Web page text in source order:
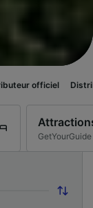
Distributeur officiel
GetYourGuide